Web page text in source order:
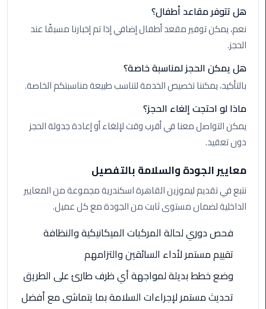
ليموزين
مطار
القاهرة
الي
اسكندرية
تاكسي
العاصمة
ليموزين
مطار
العرب
الدولي
ليموزين
مطار
العرب
هل تتوفر مقاعد أطفال؟
نعم، يمكن توفير مقعد أطفال إضافي إذا تم إخبارنا مسبقًا عند
الحجز.
هل يمكن الحجز لمناسبة خاصة؟
بالتأكيد، يمكننا تخصيص الخدمة لتناسب طبيعة مناسبتكم الخاصة.
ماذا لو احتجت إلغاء الحجز؟
يمكن التواصل معنا في أقرب وقت لإلغاء أو إعادة جدولة الحجز
دون تعقيد.
معايير الجودة والسلامة بالتفصيل
نتبع في تقديم ليموزين القاهرة اسكندرية مجموعة من المعايير
الداخلية لضمان مستوى ثابت من الجودة مع كل عميل.
فحص دوري لحالة المركبات الميكانيكية والنظافة
تقييم مستمر لأداء السائقين والتزامهم
وضع خطط بديلة لمواجهة أي ظرف طارئ على الطريق
تحديث مستمر لإجراءات السلامة بما يتماشى مع أفضل